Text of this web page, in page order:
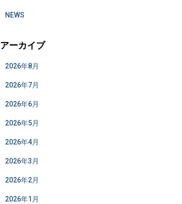
NEWS
アーカイブ
2026年8月
2026年7月
2026年6月
2026年5月
2026年4月
2026年3月
2026年2月
2026年1月